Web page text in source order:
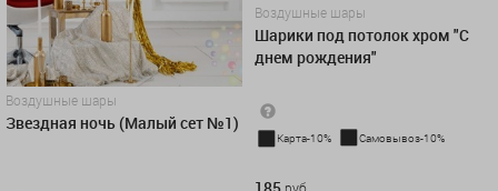
Воздушные шары
Звездная ночь (Малый сет №1)
Воздушные шары
Шарики под потолок хром "С
днем рождения"
Карта-10% Самовывоз-10%